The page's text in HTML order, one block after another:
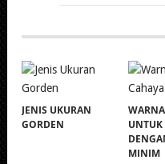
JENIS UKURAN
GORDEN
UNTUK
MINIM